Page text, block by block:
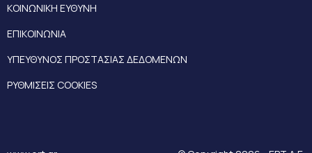
ΚΟΙΝΩΝΙΚΗ ΕΥΘΥΝΗ
ΕΠΙΚΟΙΝΩΝΙΑ
ΥΠΕΥΘΥΝΟΣ ΠΡΟΣΤΑΣΙΑΣ ΔΕΔΟΜΕΝΩΝ
ΡΥΘΜΙΣΕΙΣ COOKIES